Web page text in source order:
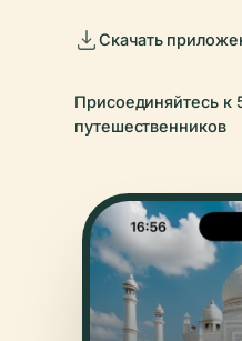
Скачать
Присоединяйтесь к
путешественников